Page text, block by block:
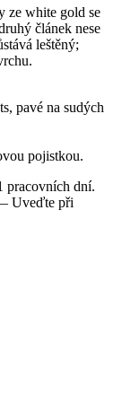
ze white gold se
článek nese
leštěný;
pavé na sudých
pojistkou.
pracovních dní.
Uveďte při